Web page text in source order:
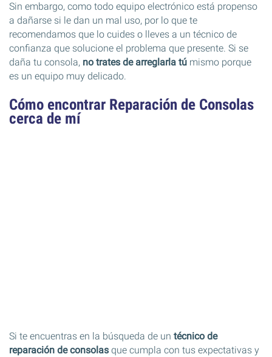
Sin embargo, como todo equipo electrónico está propenso
a dañarse si le dan un mal uso, por lo que te
recomendamos que lo cuides o lleves a un técnico de
confianza que solucione el problema que presente. Si se
daña tu consola, no trates de arreglarla tú mismo porque
es un equipo muy delicado.
Cómo encontrar Reparación de Consolas
cerca de mí
Si te encuentras en la búsqueda de un técnico de
reparación de consolas que cumpla con tus expectativas y